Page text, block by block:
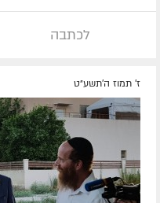
לכתבה
ז' תמוז ה׳תשע״ט